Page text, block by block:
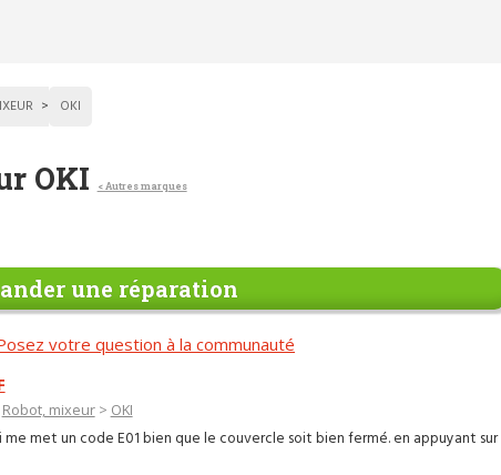
OKI
OKI < Autres marques
une réparation
votre question à la communauté
Robot, mixeur> OKI
met un code E01 bien que le couvercle soit bien fermé. en appuyant sur